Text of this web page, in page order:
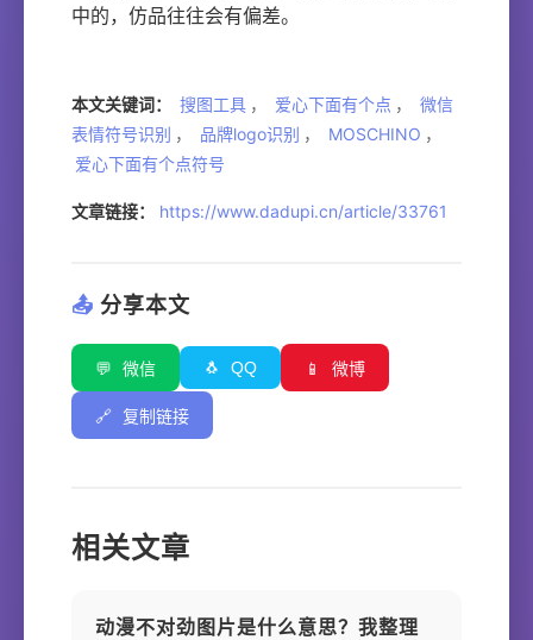
中的，仿品往往会有偏差。
本文关键词： 搜图工具 ， 爱心下面有个点 ，
微信
表情符号识别 ， 品牌logo识别 ， MOSCHINO ，
爱心下面有个点符号
文章链接： https://www.dadupi.cn/article/33761
📤 分享本文
💬 微信 🐧 QQ 📱 微博
🔗 复制链接
相关文章
动漫不对劲图片是什么意思？我整理